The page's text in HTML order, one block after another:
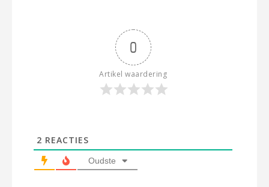
0
Artikel waardering
2 REACTIES
Oudste